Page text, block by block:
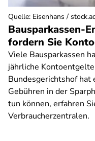
Bausparkassen-
fordern Sie
Viele Bausparkassen
jährliche
Bundesgerichtshof hat
Gebühren in der
tun können, erfahren
Verbraucherzentralen.
Quelle: Eisenhans /